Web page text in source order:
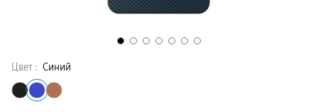
Цвет : Синий